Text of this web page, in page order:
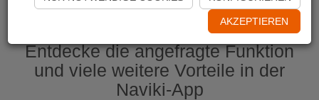
Entdecke die angefragte Funktion
und viele weitere Vorteile in der
Naviki-App
AKZEPTIEREN